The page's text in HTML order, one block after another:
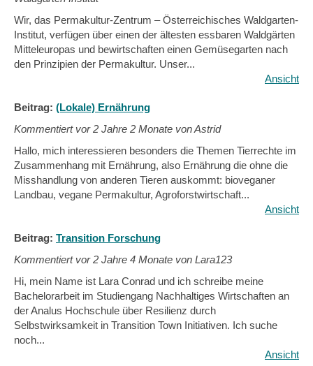
Wir, das Permakultur-Zentrum – Österreichisches Waldgarten-
Institut, verfügen über einen der ältesten essbaren Waldgärten
Mitteleuropas und bewirtschaften einen Gemüsegarten nach
den Prinzipien der Permakultur. Unser...
Ansicht
Beitrag: (Lokale) Ernährung
Kommentiert vor2 Jahre 2 Monate von Astrid
Hallo, mich interessieren besonders die Themen Tierrechte im
Zusammenhang mit Ernährung, also Ernährung die ohne die
Misshandlung von anderen Tieren auskommt: bioveganer
Landbau, vegane Permakultur, Agroforstwirtschaft...
Ansicht
Beitrag: Transition Forschung
Kommentiert vor2 Jahre 4 Monate von Lara123
Hi, mein Name ist Lara Conrad und ich schreibe meine
Bachelorarbeit im Studiengang Nachhaltiges Wirtschaften an
der Analus Hochschule über Resilienz durch
Selbstwirksamkeit in Transition Town Initiativen. Ich suche
noch...
Ansicht